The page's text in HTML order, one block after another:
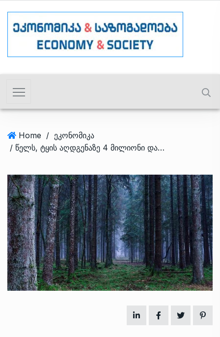
Home / ეკონომიკა
/ წელს, ტყის აღდგენაზე 4 მილიონი დაიხარჯება – სატყეო სააგენტო